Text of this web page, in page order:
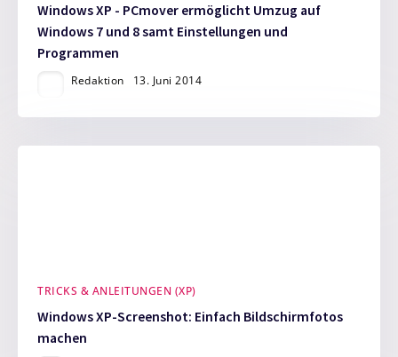
Windows XP - PCmover ermöglicht Umzug auf
Windows 7 und 8 samt Einstellungen und
Programmen
Redaktion 13. Juni 2014
TRICKS & ANLEITUNGEN (XP)
Windows XP-Screenshot: Einfach Bildschirmfotos
machen